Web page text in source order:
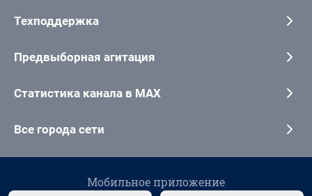
Техподдержка
Предвыборная агитация
Статистика канала в MAX
Все города сети
Мобильное приложение